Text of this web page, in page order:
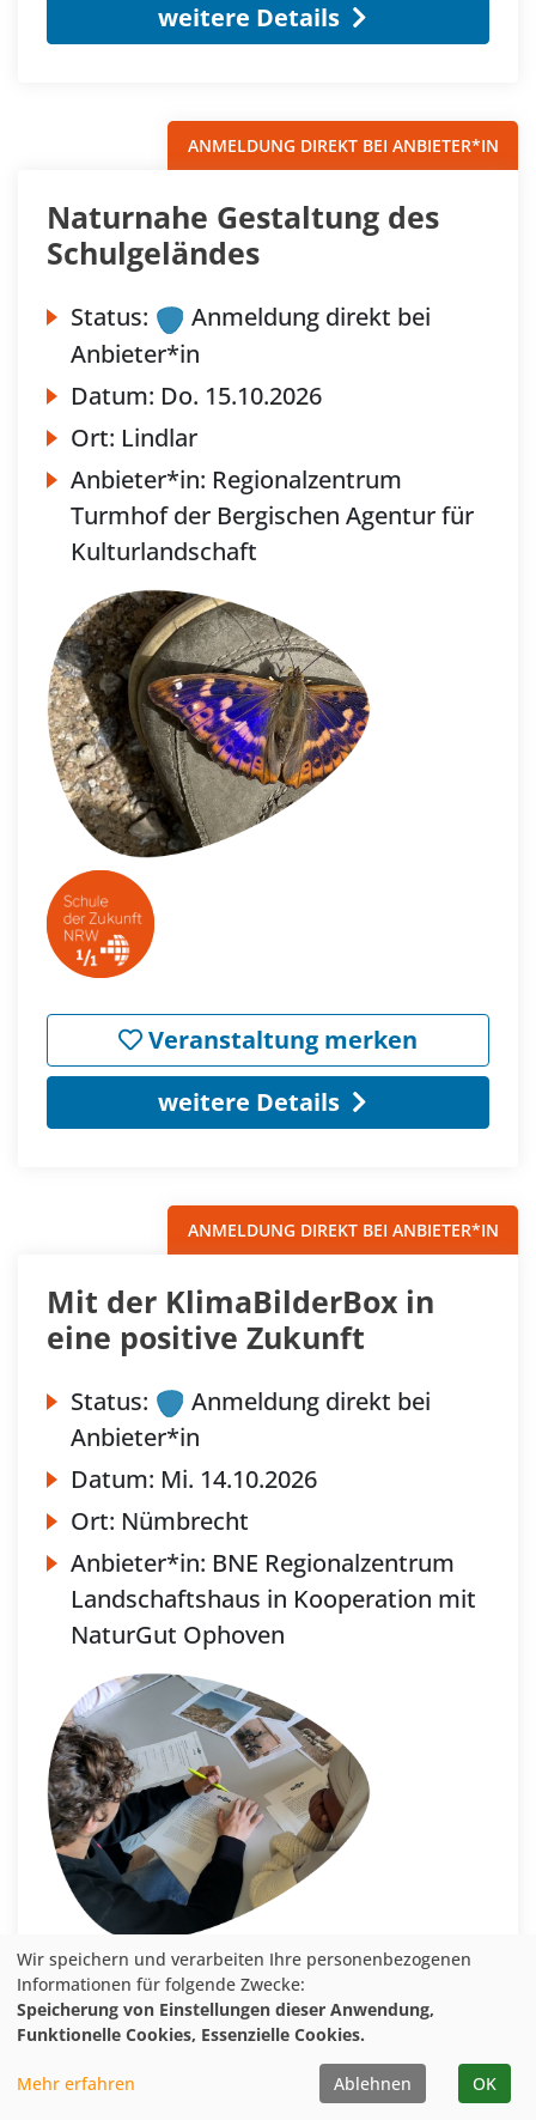
weitere Details
ANMELDUNG DIREKT BEI ANBIETER*IN
Naturnahe Gestaltung des
Schulgeländes
Status:
Anmeldung direkt bei
Anbieter*in
Datum: Do. 15.10.2026
Ort: Lindlar
Anbieter*in: Regionalzentrum
Turmhof der Bergischen Agentur für
Kulturlandschaft
Veranstaltung merken
weitere Details
ANMELDUNG DIREKT BEI ANBIETER*IN
Mit der KlimaBilderBox in
eine positive Zukunft
Status:
Anmeldung direkt bei
Anbieter*in
Datum: Mi. 14.10.2026
Ort: Nümbrecht
Anbieter*in: BNE Regionalzentrum
Landschaftshaus in Kooperation mit
NaturGut Ophoven
Wir speichern und verarbeiten Ihre personenbezogenen
Informationen für folgende Zwecke:
Speicherung von Einstellungen dieser Anwendung,
Funktionelle Cookies, Essenzielle Cookies.
Mehr erfahren Ablehnen OK